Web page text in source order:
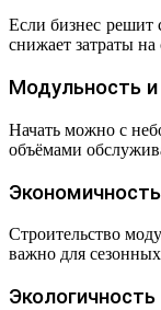
Если бизнес решит
снижает затраты
Модульность
Начать можно с
объёмами
Экономичность
Строительство
важно для